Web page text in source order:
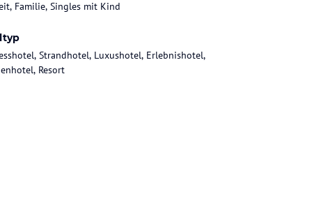
Familie, Singles mit Kind
Strandhotel, Luxushotel, Erlebnishotel,
Resort